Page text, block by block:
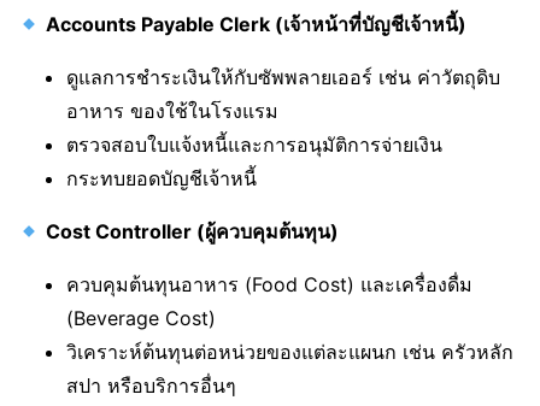
Accounts Payable Clerk (เจ้าหน้าที่บัญชีเจ้าหนี้)
ดูแลการชำระเงินให้กับซัพพลายเออร์ เช่น ค่าวัตถุดิบ
อาหาร ของใช้ในโรงแรม
ตรวจสอบใบแจ้งหนี้และการอนุมัติการจ่ายเงิน
กระทบยอดบัญชีเจ้าหนี้
Cost Controller (ผู้ควบคุมต้นทุน)
ควบคุมต้นทุนอาหาร (Food Cost) และเครื่องดื่ม
(Beverage Cost)
วิเคราะห์ต้นทุนต่อหน่วยของแต่ละแผนก เช่น ครัวหลัก
สปา หรือบริการอื่นๆ